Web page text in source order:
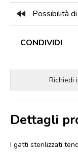
fast_rewind Possibilità
CONDIVIDI
Richiedi
Dettagli
I gatti sterilizzati